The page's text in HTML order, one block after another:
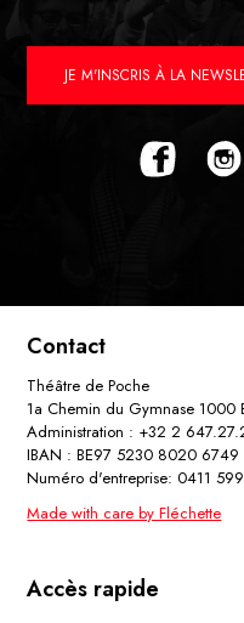
JE M'INSCRIS À LA
Contact
Théâtre de Poche
1a Chemin du Gymnase 1000
Administration : +32 2
IBAN : BE97 5230 8020 6749
Numéro d'entreprise: 0411
Made with care by Fléchette
Accès rapide